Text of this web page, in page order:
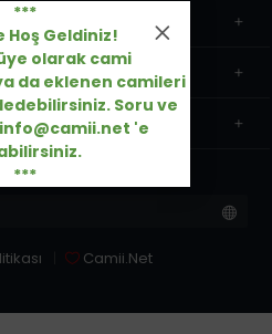
Camii.Net
***
Hoş Geldiniz!
olarak cami
da eklenen camileri
Soru ve
'e
***